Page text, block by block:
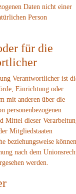
Daten nicht einer
Person
für die
Verantwortlicher ist
Einrichtung oder
mit anderen über die
personenbezogenen
Mittel dieser
Mitgliedstaaten
beziehungsweise können
nach dem
werden.